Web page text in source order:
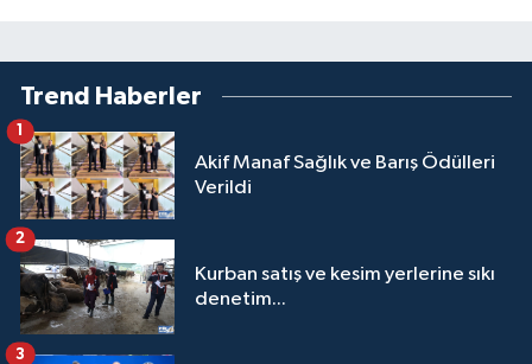
Trend Haberler
Akif Manaf Sağlık ve Barış Ödülleri
Verildi
1
Kurban satış ve kesim yerlerine sıkı
denetim...
2
3